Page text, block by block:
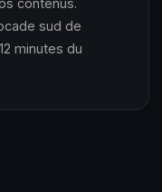
contenus.
sud de
minutes du